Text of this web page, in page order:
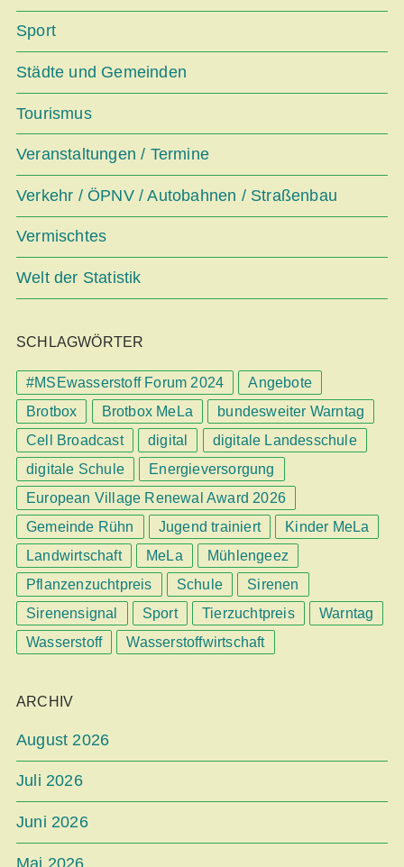
Sport
Städte und Gemeinden
Tourismus
Veranstaltungen / Termine
Verkehr / ÖPNV / Autobahnen / Straßenbau
Vermischtes
Welt der Statistik
SCHLAGWÖRTER
#MSEwasserstoff Forum 2024
Angebote
Brotbox
Brotbox MeLa
bundesweiter Warntag
Cell Broadcast
digital
digitale Landesschule
digitale Schule
Energieversorgung
European Village Renewal Award 2026
Gemeinde Rühn
Jugend trainiert
Kinder MeLa
Landwirtschaft
MeLa
Mühlengeez
Pflanzenzuchtpreis
Schule
Sirenen
Sirenensignal
Sport Tierzuchtpreis
Warntag
Wasserstoff
Wasserstoffwirtschaft
ARCHIV
August 2026
Juli 2026
Juni 2026
Mai 2026